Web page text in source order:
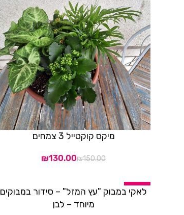
מיקס קוקטייל 3 צמחים
₪150.00
₪130.00
-10%
הוספה לסל
לאקי במבוק "עץ המזל" – סידור במבוקים
מיוחד – לבן